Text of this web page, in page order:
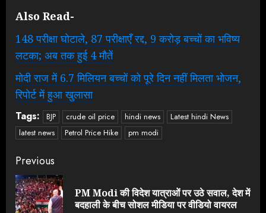
Also Read-
148 परीक्षा घोटाले, 87 परीक्षाएँ रद्द, 9 करोड़ बच्चों का भविष्य
लटका; अब तक हुई 4 मौतें
मोदी राज में 6.7 मिलियन बच्चों को पूरे दिन नहीं मिलता भोजन,
रिपोर्ट में हुआ खुलासा
Tags: BJP crude oil price hindi news
Latest hindi News
latest news
Petrol Price Hike pm modi
Continue
Reading
Previous
PM Modi की विदेश यात्राओं पर उठे सवाल, देश में
बदहाली के बीच सोशल मीडिया पर वीडियो वायरल